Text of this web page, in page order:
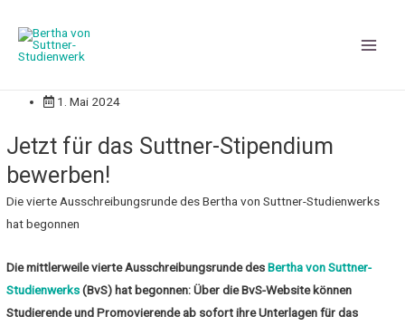
1. Mai 2024
Jetzt für das Suttner-Stipendium
bewerben!
Die vierte Ausschreibungsrunde des Bertha von Suttner-Studienwerks
hat begonnen
Die mittlerweile vierte Ausschreibungsrunde desBertha von Suttner-
Studienwerks(BvS) hat begonnen: Über die BvS-Website können
Studierende und Promovierende ab sofort ihre Unterlagen für das